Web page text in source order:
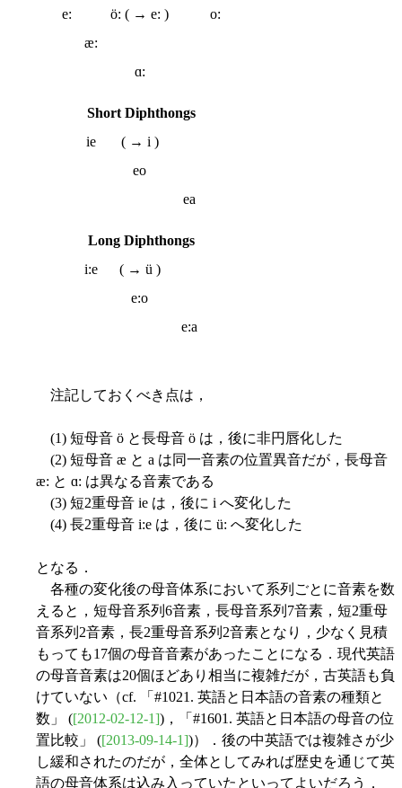
e: ö: ( → e: )
o:
æ:
ɑ:
Short Diphthongs
ie
( → i )
eo
ea
Long Diphthongs
i:e
( → ü )
e:o
e:a
注記しておくべき点は，
(1) 短母音 ö と長母音 ö は，後に非円唇化した
(2) 短母音 æ と a は同一音素の位置異音だが，長母音
æ: と ɑ: は異なる音素である
(3) 短2重母音 ie は，後に i へ変化した
(4) 長2重母音 i:e は，後に ü: へ変化した
となる．
各種の変化後の母音体系において系列ごとに音素を数
えると，短母音系列6音素，長母音系列7音素，短2重母
音系列2音素，長2重母音系列2音素となり，少なく見積
もっても17個の母音音素があったことになる．現代英語
の母音音素は20個ほどあり相当に複雑だが，古英語も負
けていない（cf. 「#1021. 英語と日本語の音素の種類と
数」 ([2012-02-12-1])，「#1601. 英語と日本語の母音の位
置比較」 ([2013-09-14-1])）．後の中英語では複雑さが少
し緩和されたのだが，全体としてみれば歴史を通じて英
語の母音体系は込み入っていたといってよいだろう．